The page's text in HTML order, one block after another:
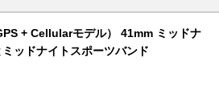
+ Cellularモデル） 41mm ミッドナ
ッドナイトスポーツバンド